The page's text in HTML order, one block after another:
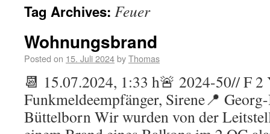
Tag Archives: Feuer
Wohnungsbrand
Posted on 15. Juli 2024byThomas
📆 15.07.2024, 1:33 h🚨 2024-50// F 2
Funkmeldeempfänger, Sirene📍
Büttelborn Wir wurden von der